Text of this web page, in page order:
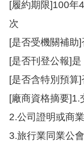
[履約期限]100年
次
[是否受機關補助]
[是否刊登公報]是
[是否含特別預算]
[廠商資格摘要]1.
2.公司證明或商
3.旅行業同業公